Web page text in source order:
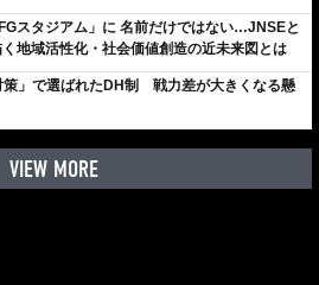
スタジアム」に 名前だけではない…JNSEと
地域活性化・社会価値創造の近未来図とは
策」で選ばれたDH制 戦力差が大きくなる懸
VIEW MORE